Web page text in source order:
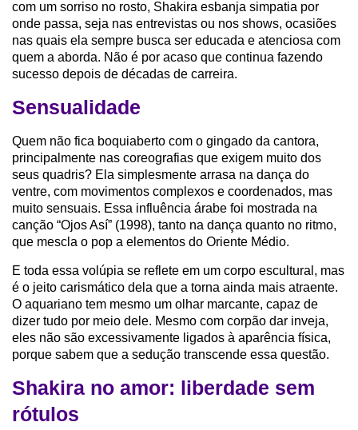
com um sorriso no rosto, Shakira esbanja simpatia por
onde passa, seja nas entrevistas ou nos shows, ocasiões
nas quais ela sempre busca ser educada e atenciosa com
quem a aborda. Não é por acaso que continua fazendo
sucesso depois de décadas de carreira.
Sensualidade
Quem não fica boquiaberto com o gingado da cantora,
principalmente nas coreografias que exigem muito dos
seus quadris? Ela simplesmente arrasa na dança do
ventre, com movimentos complexos e coordenados, mas
muito sensuais. Essa influência árabe foi mostrada na
canção “Ojos Así” (1998), tanto na dança quanto no ritmo,
que mescla o pop a elementos do Oriente Médio.
E toda essa volúpia se reflete em um corpo escultural, mas
é o jeito carismático dela que a torna ainda mais atraente.
O aquariano tem mesmo um olhar marcante, capaz de
dizer tudo por meio dele. Mesmo com corpão dar inveja,
eles não são excessivamente ligados à aparência física,
porque sabem que a sedução transcende essa questão.
Shakira no amor: liberdade sem
rótulos